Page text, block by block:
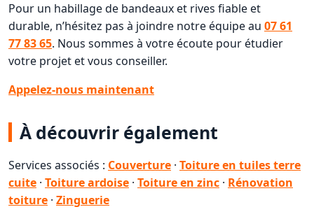
Pour un habillage de bandeaux et rives fiable et
durable, n’hésitez pas à joindre notre équipe au 07 61
77 83 65. Nous sommes à votre écoute pour étudier
votre projet et vous conseiller.
Appelez-nous maintenant
À découvrir également
Services associés : Couverture · Toiture en tuiles terre
cuite · Toiture ardoise · Toiture en zinc · Rénovation
toiture · Zinguerie